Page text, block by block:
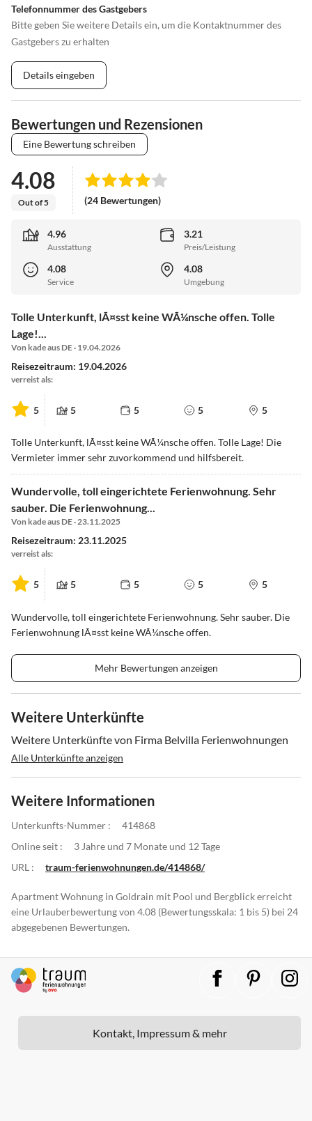
Telefonnummer des Gastgebers
Bitte geben Sie weitere Details ein, um die Kontaktnummer des
Gastgebers zu erhalten
Details eingeben
Bewertungen und Rezensionen
Eine Bewertung schreiben
4.08
Out of 5 (24 Bewertungen)
4.96
Ausstattung
3.21
Preis/Leistung
4.08
Service
4.08
Umgebung
Tolle Unterkunft, lÃ¤sst keine WÃ¼nsche offen. Tolle
Lage!...
Von kade aus DE · 19.04.2026
Reisezeitraum: 19.04.2026
verreist als:
5 5 5 5 5
Tolle Unterkunft, lÃ¤sst keine WÃ¼nsche offen. Tolle Lage! Die
Vermieter immer sehr zuvorkommend und hilfsbereit.
Wundervolle, toll eingerichtete Ferienwohnung. Sehr
sauber. Die Ferienwohnung...
Von kade aus DE · 23.11.2025
Reisezeitraum: 23.11.2025
verreist als:
5 5 5 5 5
Wundervolle, toll eingerichtete Ferienwohnung. Sehr sauber. Die
Ferienwohnung lÃ¤sst keine WÃ¼nsche offen.
Mehr Bewertungen anzeigen
Weitere Unterkünfte
Weitere Unterkünfte von Firma Belvilla Ferienwohnungen
Alle Unterkünfte anzeigen
Weitere Informationen
Unterkunfts-Nummer :
414868
Online seit :
3 Jahre und 7 Monate und 12 Tage
URL :
traum-ferienwohnungen.de/414868/
Apartment Wohnung in Goldrain mit Pool und Bergblick erreicht
eine Urlauberbewertung von 4.08 (Bewertungsskala: 1 bis 5) bei 24
abgegebenen Bewertungen.
Kontakt, Impressum & mehr